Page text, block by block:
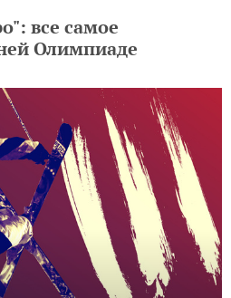
все самое
Олимпиаде